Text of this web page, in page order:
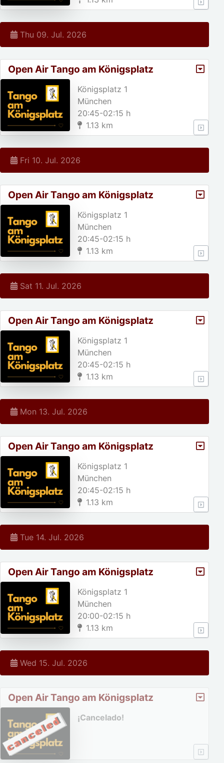
Thu 09. Jul. 2026
Open Air Tango am Königsplatz
Königsplatz 1
München
20:45-02:15 h
1.13 km
Fri 10. Jul. 2026
Open Air Tango am Königsplatz
Königsplatz 1
München
20:45-02:15 h
1.13 km
Sat 11. Jul. 2026
Open Air Tango am Königsplatz
Königsplatz 1
München
20:45-02:15 h
1.13 km
Mon 13. Jul. 2026
Open Air Tango am Königsplatz
Königsplatz 1
München
20:45-02:15 h
1.13 km
Tue 14. Jul. 2026
Open Air Tango am Königsplatz
Königsplatz 1
München
20:00-02:15 h
1.13 km
Wed 15. Jul. 2026
Open Air Tango am Königsplatz
¡Cancelado!